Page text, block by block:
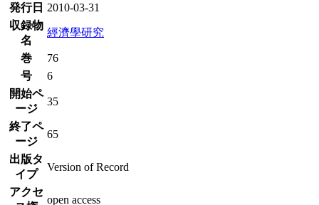
発行日 2010-03-31
収録物
名
經濟學研究
巻
76
号
6
開始ペ
ージ
35
終了ペ
ージ
65
出版タ
イプ
Version of Record
アクセ
open access